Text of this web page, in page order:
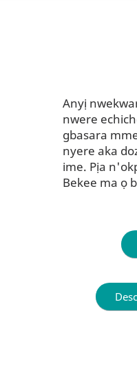
Anyị
nwere
gbasara
nyere aka
ime. Pịa
Bekee ma ọ